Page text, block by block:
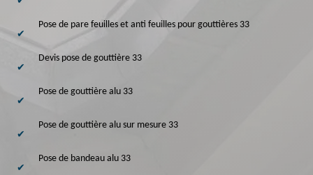
Pose de pare feuilles et anti feuilles pour gouttières 33
Devis pose de gouttière 33
Pose de gouttière alu 33
Pose de gouttière alu sur mesure 33
Pose de bandeau alu 33